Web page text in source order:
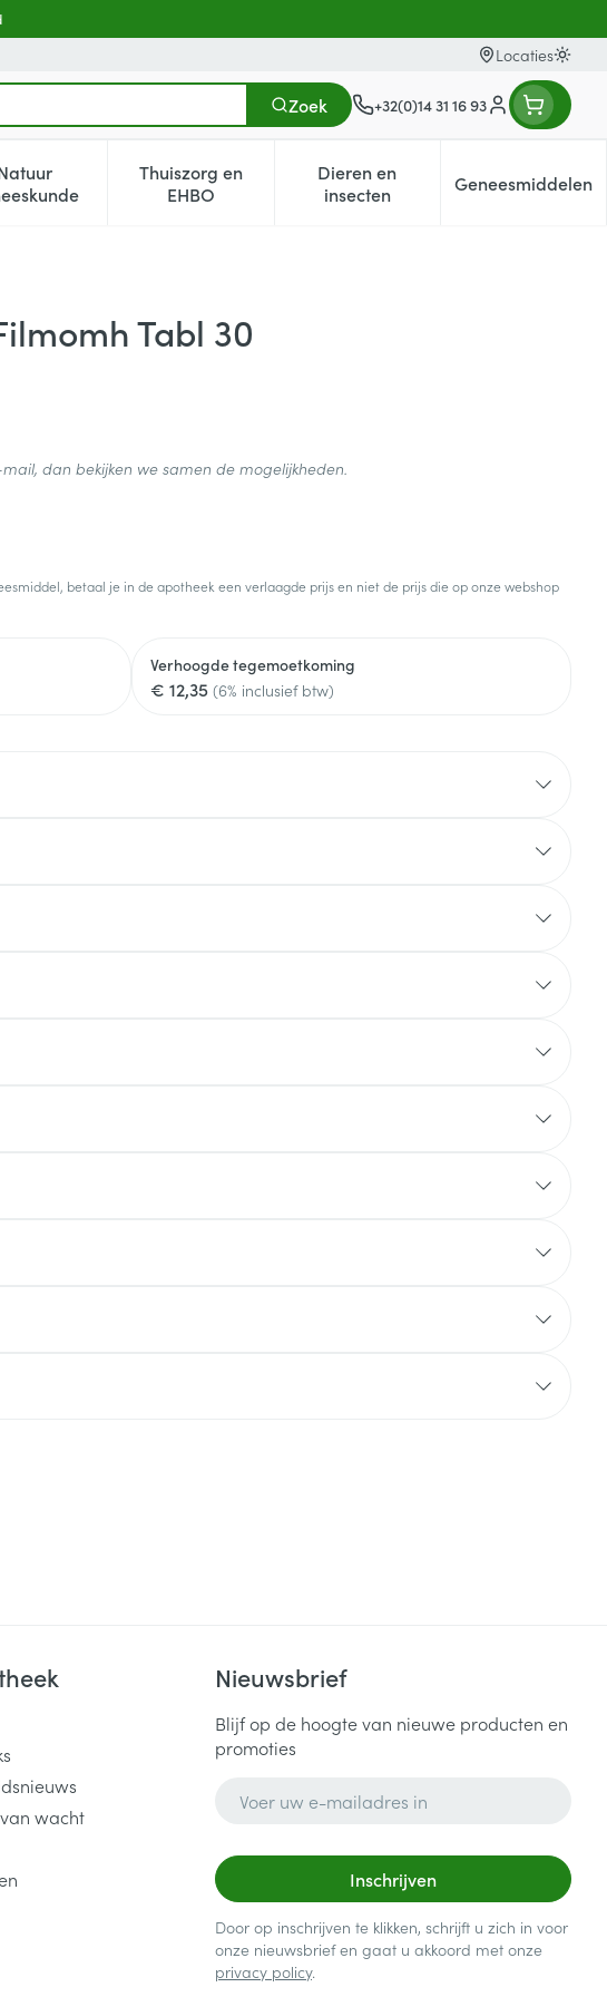
Locaties
Zoek +32(0)14 31 16 93
Klant menu
categorie
Vitaliteit 50+ categorie
Toon submenu voor Natuur geneeskunde categorie
Thuiszorg en
EHBOToon submenu voor Thuiszorg en EHBO categorie
Dieren en
insecten
Toon submenu voor Dieren en
Geneesmiddelen
Toon
Tabl 30
betaal je in de apotheek een verlaagde prijs en niet de prijs die op onze webshop
Verhoogde tegemoetkoming
€ 12,35 (6% inclusief btw)
dan bekijken we samen de mogelijkheden.
wacht
Nieuwsbrief
Blijf op de hoogte van nieuwe producten en
promoties
Inschrijven
Door op inschrijven te klikken, schrijft u zich in voor
onze nieuwsbrief en gaat u akkoord met onze
privacy policy.